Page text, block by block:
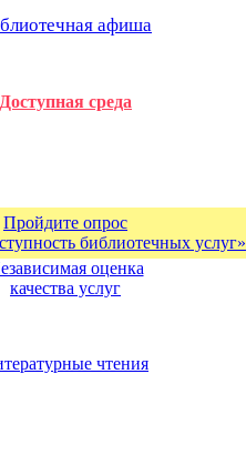
афиша
Доступная среда
Пройдите опрос
библиотечных услуг»
оценка
качества услуг
чтения